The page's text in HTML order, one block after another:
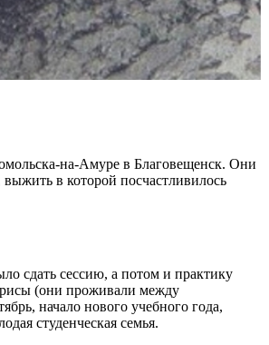
на-Амуре в Благовещенск. Они
в которой посчастливилось
сдать сессию, а потом и практику
(они проживали между
начало нового учебного года,
студенческая семья.